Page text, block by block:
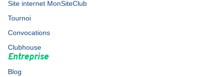
Site internet MonSiteClub
Tournoi
Convocations
Clubhouse
Entreprise
Blog